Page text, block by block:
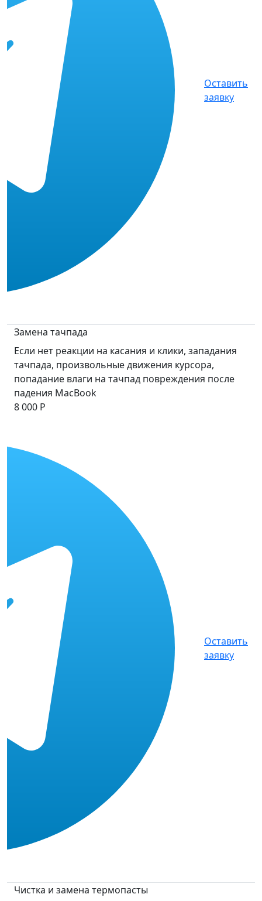
Оставить
заявку
Замена тачпада
Если нет реакции на касания и клики, западания
тачпада, произвольные движения курсора,
попадание влаги на тачпад повреждения после
падения MacBook
8 000 Р
Оставить
заявку
Чистка и замена термопасты